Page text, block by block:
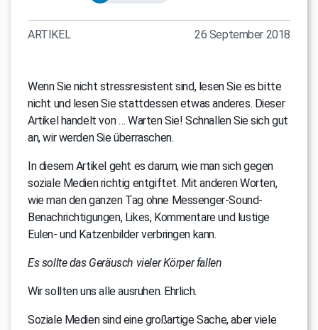
ARTIKEL 26 September 2018
Wenn Sie nicht stressresistent sind, lesen Sie es bitte
nicht und lesen Sie stattdessen etwas anderes. Dieser
Artikel handelt von … Warten Sie! Schnallen Sie sich gut
an, wir werden Sie überraschen.
In diesem Artikel geht es darum, wie man sich gegen
soziale Medien richtig entgiftet. Mit anderen Worten,
wie man den ganzen Tag ohne Messenger-Sound-
Benachrichtigungen, Likes, Kommentare und lustige
Eulen- und Katzenbilder verbringen kann.
Es sollte das Geräusch vieler Körper fallen
Wir sollten uns alle ausruhen. Ehrlich.
Soziale Medien sind eine großartige Sache, aber viele